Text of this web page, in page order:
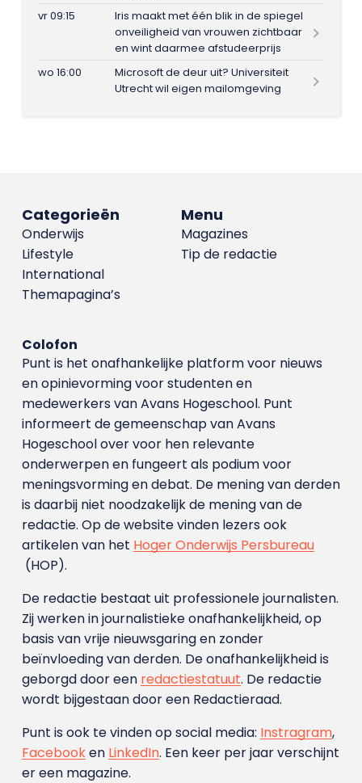
vr 09:15
Iris maakt met één blik in de spiegel
onveiligheid van vrouwen zichtbaar
en wint daarmee afstudeerprijs
wo 16:00
Microsoft de deur uit? Universiteit
Utrecht wil eigen mailomgeving
Menu
Magazines
Tip de redactie
Categorieën
Onderwijs
Lifestyle
International
Themapagina’s
Colofon
Punt is het onafhankelijke platform voor nieuws
en opinievorming voor studenten en
medewerkers van Avans Hoge­school. Punt
informeert de gemeenschap van Avans
Hogeschool over voor hen relevante
onderwerpen en fungeert als podium voor
meningsvorming en debat. De mening van derden
is daarbij niet noodzakelijk de mening van de
redactie. Op de website vinden lezers ook
artikelen van het Hoger Onderwijs Persbureau
(HOP).
De redactie bestaat uit professionele journalisten.
Zij werken in journalistieke onafhankelijkheid, op
basis van vrije nieuwsgaring en zonder
beïnvloeding van derden. De onafhankelijkheid is
geborgd door een redactiestatuut. De redactie
wordt bijgestaan door een Redactieraad.
Punt is ook te vinden op social media: Instragram,
Facebooken LinkedIn. Een keer per jaar verschijnt
er een magazine.